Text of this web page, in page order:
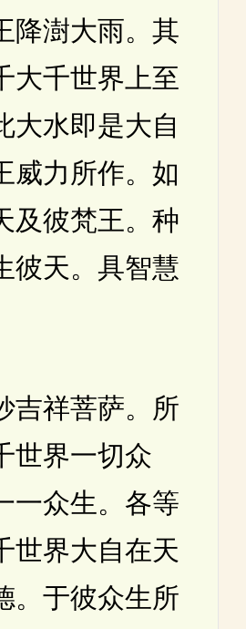
降澍大雨。其
大千世界上至
大水即是大自
威力所作。如
及彼梵王。种
彼天。具智慧
祥菩萨。所
世界一切众
一众生。各等
世界大自在天
。于彼众生所